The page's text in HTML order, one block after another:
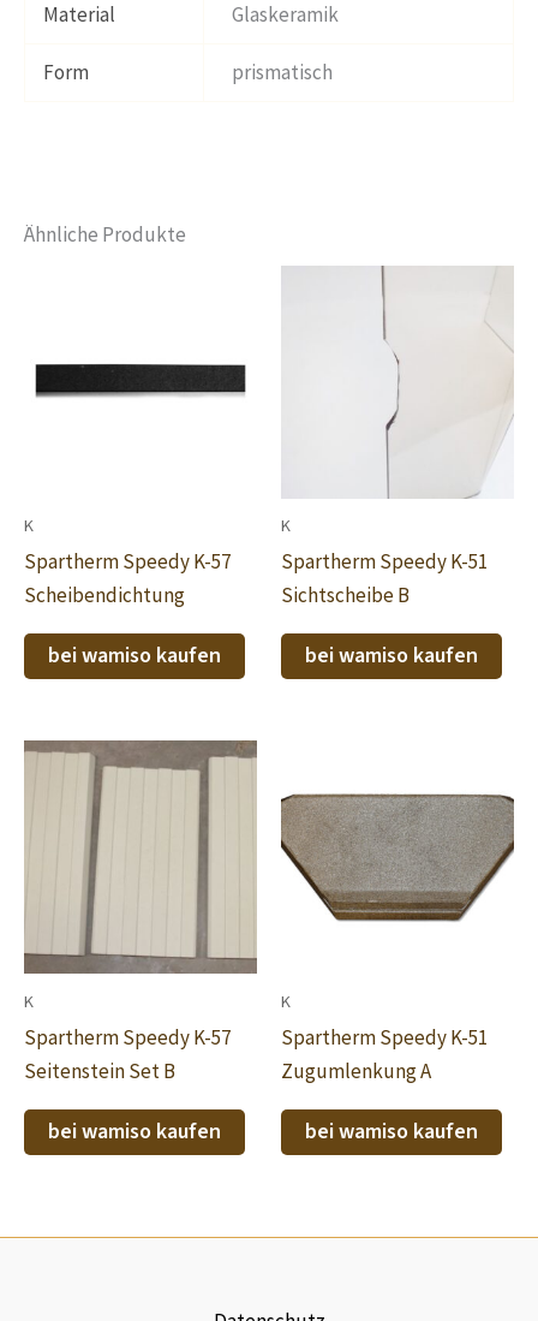
Material Glaskeramik
Form prismatisch
Ähnliche Produkte
K
Spartherm Speedy K-57
Scheibendichtung
bei wamiso kaufen
K
Spartherm Speedy K-51
Sichtscheibe B
bei wamiso kaufen
K
Spartherm Speedy K-57
Seitenstein Set B
bei wamiso kaufen
K
Spartherm Speedy K-51
Zugumlenkung A
bei wamiso kaufen